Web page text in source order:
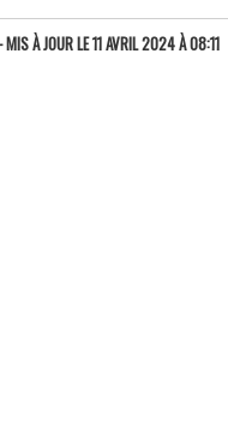
- MIS À JOUR LE 11 AVRIL 2024 À 08:11